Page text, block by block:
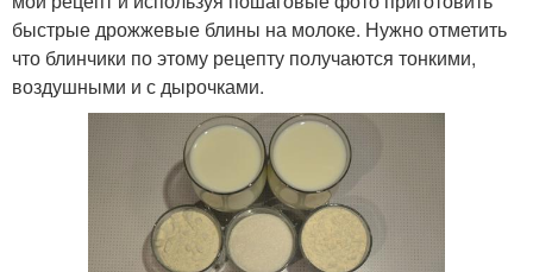
быстрые дрожжевые блины на молоке. Нужно отметить
что блинчики по этому рецепту получаются тонкими,
воздушными и с дырочками.